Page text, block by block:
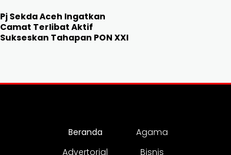
Pj Sekda Aceh Ingatkan
Camat Terlibat Aktif
Sukseskan Tahapan PON XXI
Beranda
Agama
Advertorial
Bisnis